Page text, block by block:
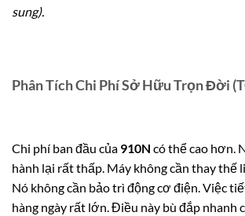
sung).
Phân Tích Chi Phí Sở Hữu Trọn Đời
Chi phí ban đầu của 910N có thể cao hơn.
hành lại rất thấp. Máy không cần thay thế
Nó không cần bảo trì động cơ điện. Việc
hàng ngày rất lớn. Điều này bù đắp nhanh